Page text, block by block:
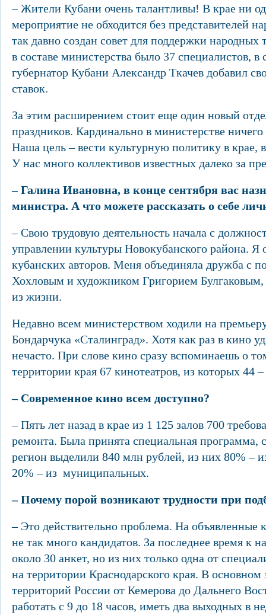
– Жители Кубани очень талантливы! В крае ни
мероприятие не обходится без представителей
так давно создан совет для поддержки народных
в составе министерства было 37 специалистов, в
губернатор Кубани Александр Ткачев добавил
ставок.
За этим расширением стоит еще один новый
праздников. Кардинально в министерстве ничего
Наша цель – вести культурную политику в крае,
У нас много коллективов известных далеко за
– Галина Ивановна, в конце сентября вас
министра. А что можете рассказать о себе
– Свою трудовую деятельность начала с
управлении культуры Новокубанского района.
кубанских авторов. Меня объединяла дружба с
Хохловым и художником Григорием
из жизни.
Недавно всем министерством ходили на
Бондарчука «Сталинград». Хотя как раз в кино
нечасто. При слове кино сразу вспоминаешь о
территории края 67 кинотеатров, из которых
– Современное кино всем доступно?
– Пять лет назад в крае из 1 125 залов 700
ремонта. Была принята специальная программа,
регион выделили 840 млн рублей, из них 80% –
20% – из муниципальных.
– Почему порой возникают трудности при
– Это действительно проблема. На объявленные
не так много кандидатов. За последнее время к
около 30 анкет, но из них только одна от
на территории Краснодарского края. В основном
территорий России от Кемерова до Дальнего
работать с 9 до 18 часов, иметь два выходных в